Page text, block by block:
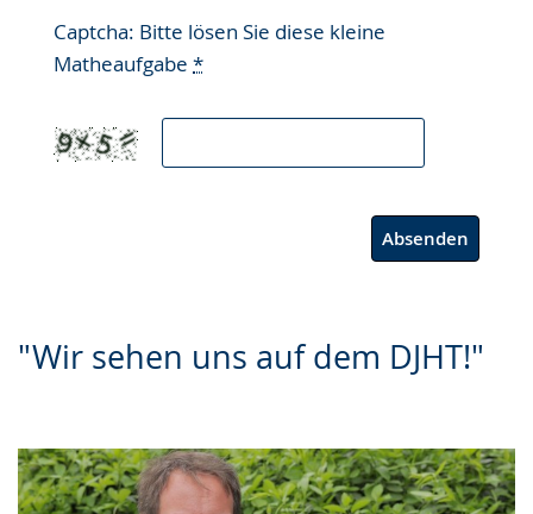
Captcha: Bitte lösen Sie diese kleine
Matheaufgabe *
Absenden
"Wir sehen uns auf dem DJHT!"